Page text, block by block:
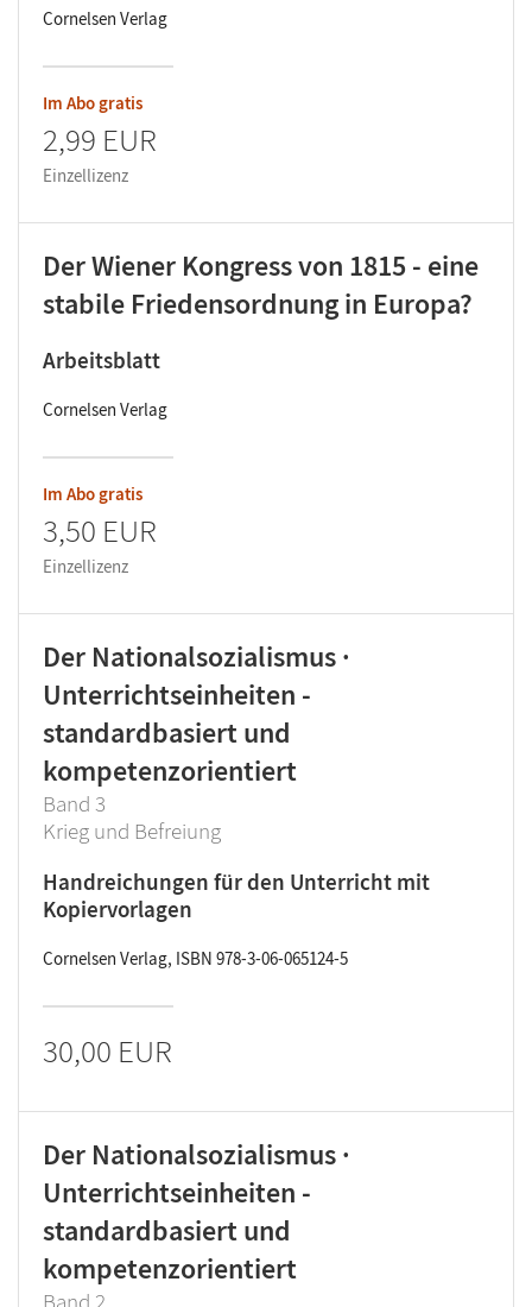
Cornelsen Verlag
Im Abo gratis
2,99 EUR
Einzellizenz
Der Wiener Kongress von 1815 - eine
stabile Friedensordnung in Europa?
Arbeitsblatt
Cornelsen Verlag
Im Abo gratis
3,50 EUR
Einzellizenz
Der Nationalsozialismus ·
Unterrichtseinheiten -
standardbasiert und
kompetenzorientiert
Band 3
Krieg und Befreiung
Handreichungen für den Unterricht mit
Kopiervorlagen
Cornelsen Verlag, ISBN 978-3-06-065124-5
30,00 EUR
Der Nationalsozialismus ·
Unterrichtseinheiten -
standardbasiert und
kompetenzorientiert
Band 2